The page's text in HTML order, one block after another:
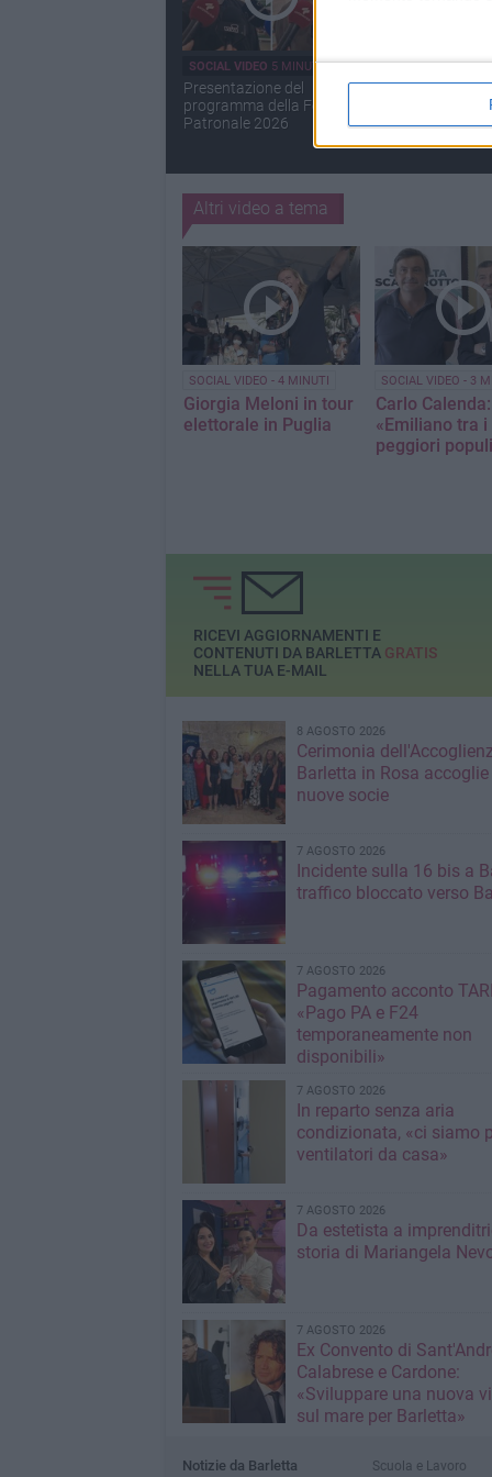
SOCIAL VIDEO 5 MINUTI
Presentazione del
programma della Festa
Patronale 2026
SOCIAL VIDEO3
Il programma
dall'assessore
Altri video a tema
SOCIAL VIDEO - 4 MINUTI
Giorgia Meloni in tour
elettorale in Puglia
SOCIAL VIDEO - 3
Carlo Calenda:
«Emiliano tra i
peggiori
RICEVI AGGIORNAMENTI E
CONTENUTI DA BARLETTA GRATIS
NELLA TUA E-MAIL
8 AGOSTO 2026
Cerimonia
Barletta in Rosa accoglie
nuove socie
7 AGOSTO 2026
Incidente sulla 16 bis a
traffico bloccato verso
7 AGOSTO 2026
Pagamento acconto
«Pago PA e F24
temporaneamente non
disponibili»
7 AGOSTO 2026
In reparto senza aria
condizionata, «ci siamo
ventilatori da casa»
7 AGOSTO 2026
Da estetista a
storia di Mariangela
7 AGOSTO 2026
Ex Convento di
Calabrese e Cardone:
«Sviluppare una nuova
sul mare per Barletta»
Notizie da Barletta Scuola e Lavoro